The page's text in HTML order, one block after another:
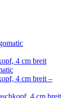
4 cm breit
4 cm breit –
4 cm breit